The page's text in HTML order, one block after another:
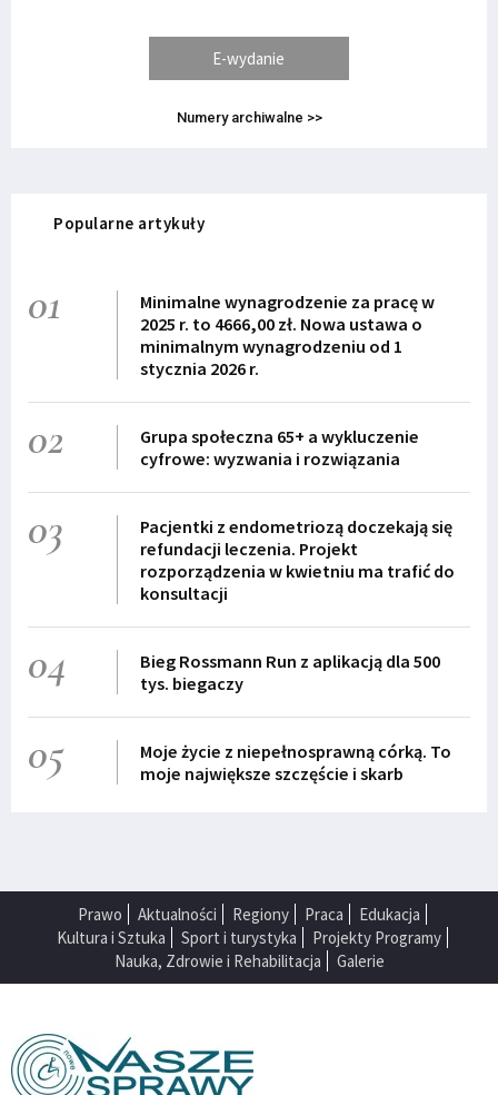
E-wydanie
Numery archiwalne >>
Popularne artykuły
01
Minimalne wynagrodzenie za pracę w
2025 r. to 4666,00 zł. Nowa ustawa o
minimalnym wynagrodzeniu od 1
stycznia 2026 r.
02
Grupa społeczna 65+ a wykluczenie
cyfrowe: wyzwania i rozwiązania
03
Pacjentki z endometriozą doczekają się
refundacji leczenia. Projekt
rozporządzenia w kwietniu ma trafić do
konsultacji
04
Bieg Rossmann Run z aplikacją dla 500
tys. biegaczy
05
Moje życie z niepełnosprawną córką. To
moje największe szczęście i skarb
Prawo Aktualności Regiony Praca
Edukacja
Kultura i Sztuka
Sport i turystyka
Projekty Programy
Nauka, Zdrowie i Rehabilitacja
Galerie